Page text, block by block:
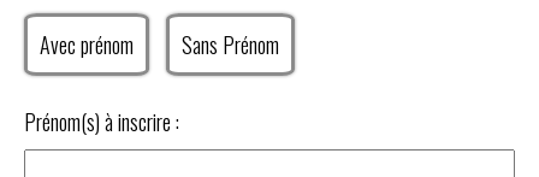
Avec prénom Sans Prénom
Prénom(s) à inscrire :